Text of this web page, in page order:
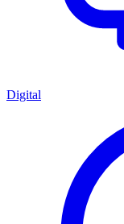
Digital